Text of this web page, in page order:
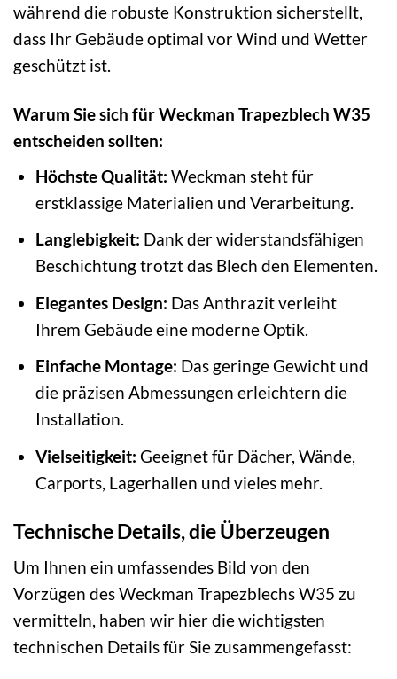
während die robuste Konstruktion sicherstellt,
dass Ihr Gebäude optimal vor Wind und Wetter
geschützt ist.
Warum Sie sich für Weckman Trapezblech W35
entscheiden sollten:
Höchste Qualität: Weckman steht für
erstklassige Materialien und Verarbeitung.
Langlebigkeit: Dank der widerstandsfähigen
Beschichtung trotzt das Blech den Elementen.
Elegantes Design: Das Anthrazit verleiht
Ihrem Gebäude eine moderne Optik.
Einfache Montage: Das geringe Gewicht und
die präzisen Abmessungen erleichtern die
Installation.
Vielseitigkeit: Geeignet für Dächer, Wände,
Carports, Lagerhallen und vieles mehr.
Technische Details, die Überzeugen
Um Ihnen ein umfassendes Bild von den
Vorzügen des Weckman Trapezblechs W35 zu
vermitteln, haben wir hier die wichtigsten
technischen Details für Sie zusammengefasst: